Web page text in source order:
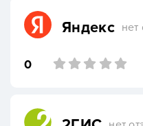
Яндекс нет
0